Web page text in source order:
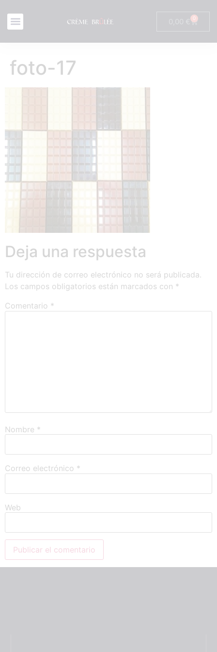
0
foto-17
Deja una respuesta
Tu dirección de correo electrónico no será publicada.
Los campos obligatorios están marcados con *
Comentario *
Nombre *
Correo electrónico *
Web